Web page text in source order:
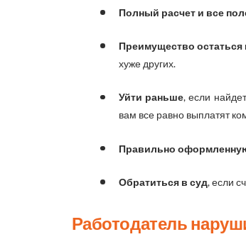
Полный расчет и все
Преимущество остаться
хуже других.
Уйти раньше, если
вам все равно выплатят
Правильно
Обратиться в суд, если
Работодатель